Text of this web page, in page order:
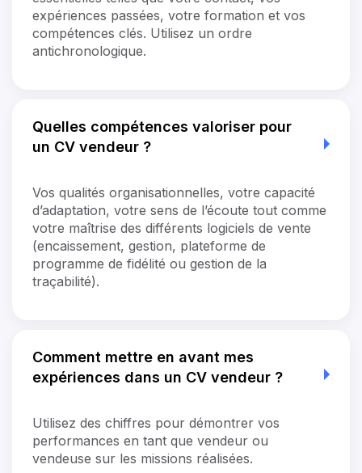
expériences passées, votre formation et vos
compétences clés. Utilisez un ordre
antichronologique.
Quelles compétences valoriser pour
un CV vendeur ?
Vos qualités organisationnelles, votre capacité
d’adaptation, votre sens de l’écoute tout comme
votre maîtrise des différents logiciels de vente
(encaissement, gestion, plateforme de
programme de fidélité ou gestion de la
traçabilité).
Comment mettre en avant mes
expériences dans un CV vendeur ?
Utilisez des chiffres pour démontrer vos
performances en tant que vendeur ou
vendeuse sur les missions réalisées.